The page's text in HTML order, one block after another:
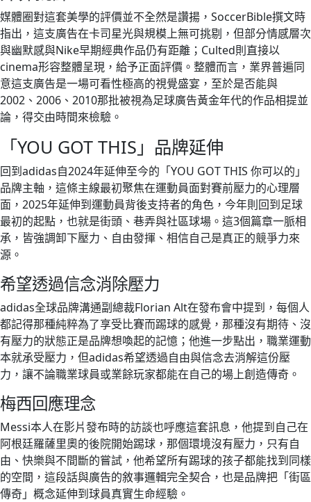
媒體圈對這套美學的評價並不全然是讚揚，SoccerBible撰文時
指出，這支廣告在卡司星光與規模上無可挑剔，但部分情感層次
與幽默感與Nike早期經典作品仍有距離；Culted則直接以
cinema形容整體呈現，給予正面評價。整體而言，業界普遍同
意這支廣告是一場可看性極高的視覺盛宴，至於是否能與
2002、2006、2010那批被視為足球廣告黃金年代的作品相提並
論，得交由時間來檢驗。
「YOU GOT THIS」品牌延伸
回到adidas自2024年延伸至今的「YOU GOT THIS 你可以的」
品牌主軸，這條主線最初聚焦在運動員面對賽前壓力的心理層
面，2025年延伸到運動員背後支持者的角色，今年則回到足球
最初的起點，也就是街頭、巷弄與社區球場。這3個篇章一脈相
承，皆強調卸下壓力、自由發揮、相信自己是真正的競爭力來
源。
希望透過信念消除壓力
adidas全球品牌溝通副總裁Florian Alt在發布會中提到，每個人
都記得那種純粹為了享受比賽而踢球的感覺，那種沒有期待、沒
有壓力的狀態正是品牌想喚起的記憶；他進一步點出，職業運動
本就承受壓力，但adidas希望透過自由與信念去消解這份壓
力，讓不論職業球員或業餘玩家都能在自己的場上創造傳奇。
梅西回應理念
Messi本人在影片發布時的訪談也呼應這套訊息，他提到自己在
阿根廷羅薩里奧的後院開始踢球，那個環境沒有壓力，只有自
由、快樂與不間斷的嘗試，他希望所有踢球的孩子都能找到同樣
的空間，這段話與廣告的敘事邏輯完全契合，也是品牌把「街區
傳奇」概念延伸到球員真實生命經驗。